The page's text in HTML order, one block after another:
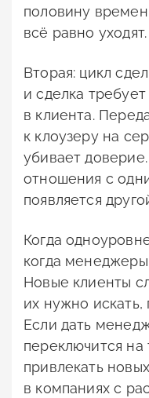
половину
всё равно уходят.
Вторая: цикл
и сделка
в клиента.
к клоузеру на
убивает
отношения с
появляется
Когда
когда менеджеры
Новые клиенты
их нужно искать,
Если дать
переключится на
привлекать
в компаниях с